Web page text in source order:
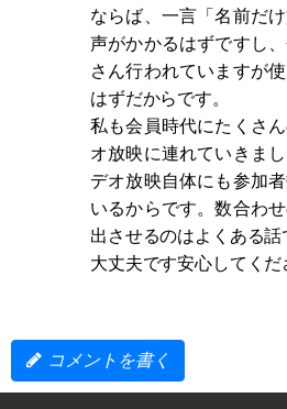
ならば、一言「名前だ
声がかかるはずですし
さん行われていますが
はずだからです。
私も会員時代にたくさ
オ放映に連れていきま
デオ放映自体にも参加
いるからです。数合わ
出させるのはよくある話
大丈夫です安心してくだ
コメントを書く